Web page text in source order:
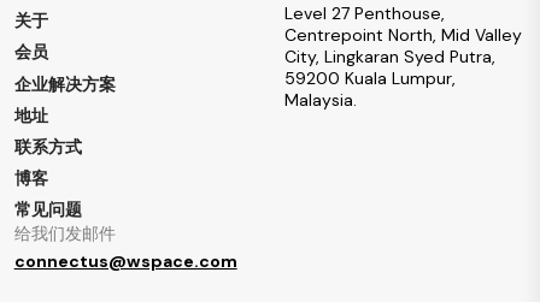
关于
会员
企业解决方案
地址
联系方式
博客
常见问题
Level 27 Penthouse,
Centrepoint North, Mid Valley
City, Lingkaran Syed Putra,
59200 Kuala Lumpur,
Malaysia.
给我们发邮件
connectus@wspace.com